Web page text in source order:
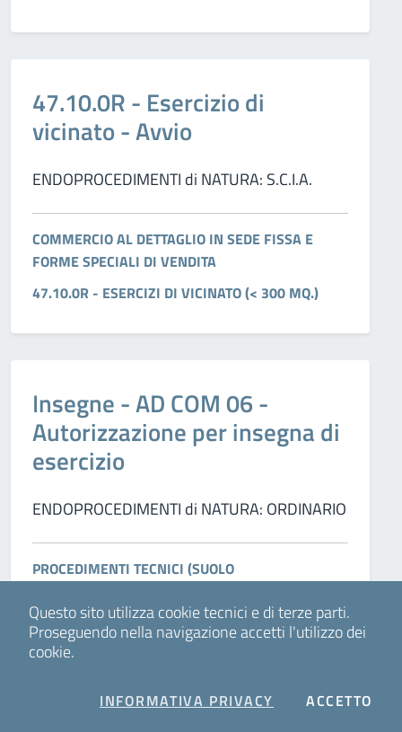
47.10.0R - Esercizio di
vicinato - Avvio
ENDOPROCEDIMENTI di NATURA: S.C.I.A.
Categorie:
COMMERCIO AL DETTAGLIO IN SEDE FISSA E
FORME SPECIALI DI VENDITA
47.10.0R - ESERCIZI DI VICINATO (< 300 MQ.)
Insegne - AD COM 06 -
Autorizzazione per insegna di
esercizio
ENDOPROCEDIMENTI di NATURA: ORDINARIO
Categorie:
PROCEDIMENTI TECNICI (SUOLO
EDILIZIA,IGIENE,AMBIENTE,SCARICHI IDRICI,
SICUREZZA, PREVENZIONE INCENDI)
Questo sito utilizza cookie tecnici e di terze parti.
Proseguendo nella navigazione accetti l'utilizzo dei
cookie.
INFORMATIVA PRIVACY COOKIES
ACCETTO